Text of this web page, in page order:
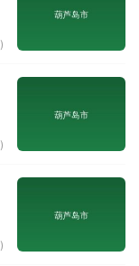
)
)
)